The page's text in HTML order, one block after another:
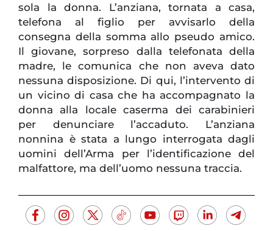
sola la donna. L’anziana, tornata a casa,
telefona al figlio per avvisarlo della
consegna della somma allo pseudo amico.
Il giovane, sorpreso dalla telefonata della
madre, le comunica che non aveva dato
nessuna disposizione. Di qui, l’intervento di
un vicino di casa che ha accompagnato la
donna alla locale caserma dei carabinieri
per denunciare l’accaduto. L’anziana
nonnina è stata a lungo interrogata dagli
uomini dell’Arma per l’identificazione del
malfattore, ma dell’uomo nessuna traccia.